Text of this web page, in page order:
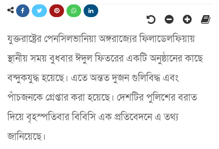
যুক্তরাষ্ট্রের পেনসিলভানিয়া অঙ্গরাজ্যের ফিলাডেলফিয়ায়
স্থানীয় সময় বুধবার ঈদুল ফিতরের একটি অনুষ্ঠানের কাছে
বন্দুকযুদ্ধ হয়েছে। এতে অন্তত দুজন গুলিবিদ্ধ এবং
পাঁচজনকে গ্রেপ্তার করা হয়েছে। দেশটির পুলিশের বরাত
দিয়ে বৃহস্পতিবার বিবিসি এক প্রতিবেদনে এ তথ্য
জানিয়েছে।